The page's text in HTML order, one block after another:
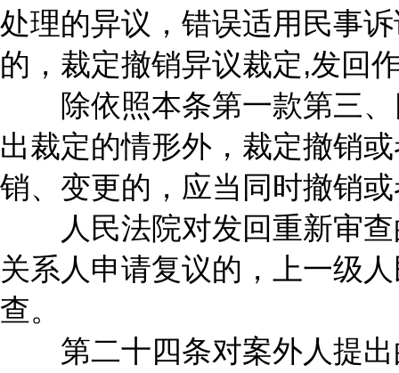
处理的异议，错误适用民事
的，裁定撤销异议裁定,发回
除依照本条第一款第三、
出裁定的情形外，裁定撤销
销、变更的，应当同时撤销
人民法院对发回重新审查
关系人申请复议的，上一级
查。
第二十四条对案外人提出